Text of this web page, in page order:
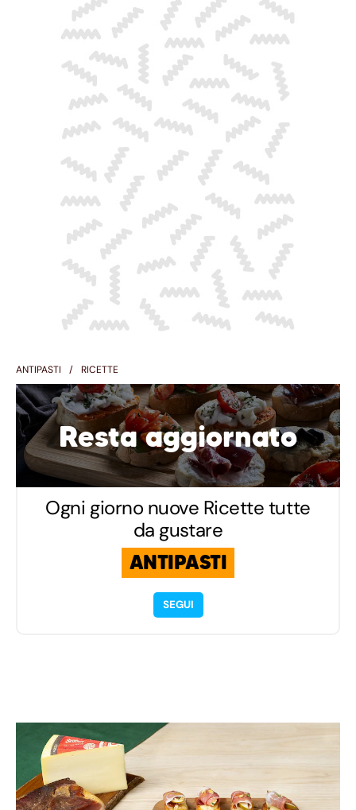
ANTIPASTI RICETTE
Resta aggiornato
Ogni giorno nuove Ricette tutte
da gustare
ANTIPASTI
SEGUI